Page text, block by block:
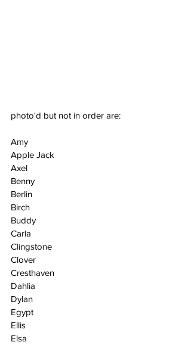
photo'd but not in order are:
Amy
Apple Jack
Axel
Benny
Berlin
Birch
Buddy
Carla
Clingstone
Clover
Cresthaven
Dahlia
Dylan
Egypt
Ellis
Elsa